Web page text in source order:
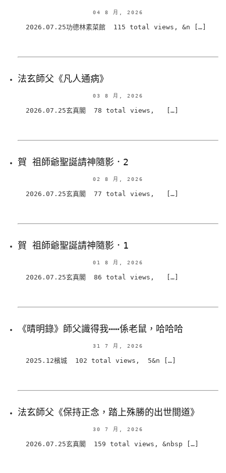
04 8 月, 2026
2026.07.25功德林素菜館 115 total views, &n […]
法玄師父《凡人通病》
03 8 月, 2026
2026.07.25玄真閣 78 total views, […]
賀 祖師爺聖誕請神隨影．2
02 8 月, 2026
2026.07.25玄真閣 77 total views, […]
賀 祖師爺聖誕請神隨影．1
01 8 月, 2026
2026.07.25玄真閣 86 total views, […]
《晴明錄》師父識得我⋯⋯係老鼠，哈哈哈
31 7 月, 2026
2025.12檳城 102 total views, 5&n […]
法玄師父《保持正念，踏上殊勝的出世間道》
30 7 月, 2026
2026.07.25玄真閣 159 total views, &nbsp […]